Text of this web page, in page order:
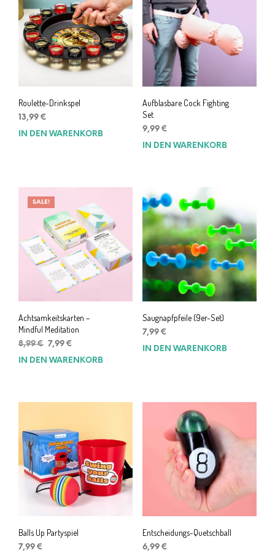
Roulette-Drinkspel
13,99 €
IN DEN WARENKORB
Aufblasbare Cock Fighting
Set
9,99 €
IN DEN WARENKORB
SALE!
Achtsamkeitskarten –
Mindful Meditation
8,99€ Ursprünglicher
Preis
7,99 €
Preis
IN DEN WARENKORB
Saugnapfpfeile (9er-Set)
7,99 €
IN DEN WARENKORB
Balls Up Partyspiel
7,99 €
Entscheidungs-Quetschball
6,99 €